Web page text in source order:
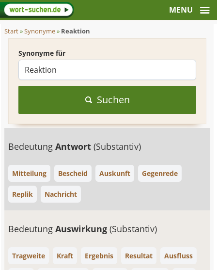
Start»Synonyme» Reaktion
Synonyme für
Suchen
BedeutungAntwort(Substantiv)
Mitteilung Bescheid Auskunft Gegenrede
Replik Nachricht
BedeutungAuswirkung(Substantiv)
Tragweite Kraft Ergebnis Resultat Ausfluss